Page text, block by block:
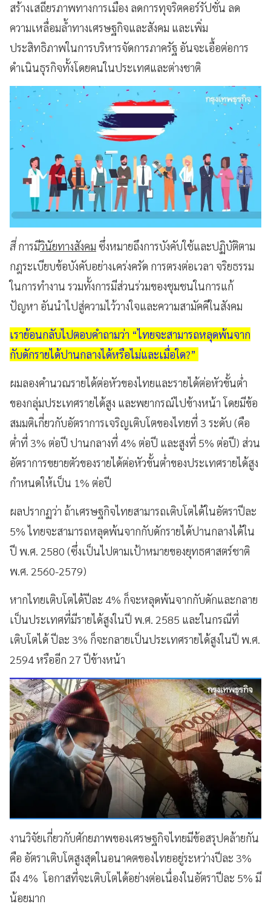
สร้างเสถียรภาพทางการเมือง ลดการทุจริตคอร์รัปชั่น ลด
ความเหลื่อมล้ำทางเศรษฐกิจและสังคม และเพิ่ม
ประสิทธิภาพในการบริหารจัดการภาครัฐ อันจะเอื้อต่อการ
ดำเนินธุรกิจทั้งโดยคนในประเทศและต่างชาติ
สี่การมีวินัยทางสังคม ซึ่งหมายถึงการบังคับใช้และปฏิบัติตาม
กฎระเบียบข้อบังคับอย่างเคร่งครัด การตรงต่อเวลา จริยธรรม
ในการทำงาน รวมทั้งการมีส่วนร่วมของชุมชนในการแก้
ปัญหา อันนำไปสู่ความไว้วางใจและความสามัคคีในสังคม
เราย้อนกลับไปตอบคำถามว่า “ไทยจะสามารถหลุดพ้นจาก
กับดักรายได้ปานกลางได้หรือไม่และเมื่อใด?”
ผมลองคำนวณรายได้ต่อหัวของไทยและรายได้ต่อหัวขั้นต่ำ
ของกลุ่มประเทศรายได้สูง และพยากรณ์ไปข้างหน้า โดยมีข้อ
สมมติเกี่ยวกับอัตราการเจริญเติบโตของไทยที่ 3 ระดับ (คือ
ต่ำที่ 3% ต่อปี ปานกลางที่ 4% ต่อปี และสูงที่ 5% ต่อปี) ส่วน
อัตราการขยายตัวของรายได้ต่อหัวขั้นต่ำของประเทศรายได้สูง
กำหนดให้เป็น 1% ต่อปี
ผลปรากฏว่า ถ้าเศรษฐกิจไทยสามารถเติบโตได้ในอัตราปีละ
5% ไทยจะสามารถหลุดพ้นจากกับดักรายได้ปานกลางได้ใน
ปี พ.ศ. 2580 (ซึ่งเป็นไปตามเป้าหมายของยุทธศาสตร์ชาติ
พ.ศ. 2560-2579)
หากไทยเติบโตได้ปีละ 4% ก็จะหลุดพ้นจากกับดักและกลาย
เป็นประเทศที่มีรายได้สูงในปี พ.ศ. 2585 และในกรณีที่
เติบโตได้ ปีละ 3% ก็จะกลายเป็นประเทศรายได้สูงในปี พ.ศ.
2594 หรืออีก 27 ปีข้างหน้า
งานวิจัยเกี่ยวกับศักยภาพของเศรษฐกิจไทยมีข้อสรุปคล้ายกัน
คือ อัตราเติบโตสูงสุดในอนาคตของไทยอยู่ระหว่างปีละ 3%
ถึง 4% โอกาสที่จะเติบโตได้อย่างต่อเนื่องในอัตราปีละ 5% มี
น้อยมาก